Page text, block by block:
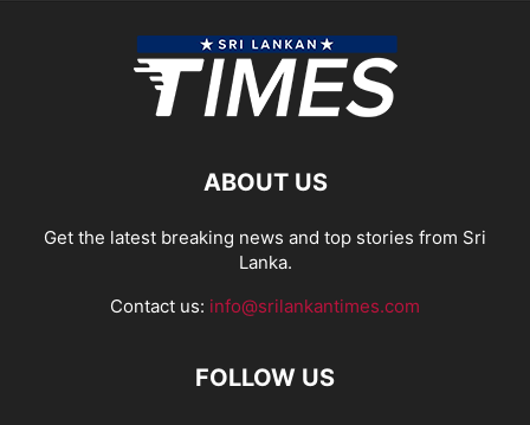
ABOUT US
Get the latest breaking news and top stories from Sri
Lanka.
Contact us: info@srilankantimes.com
FOLLOW US